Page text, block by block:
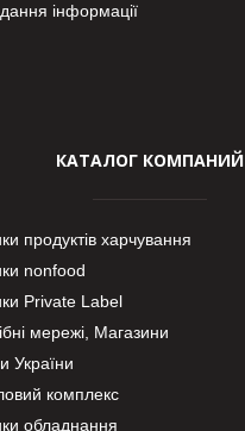
інформації
КАТАЛОГ КОМПАНИЙ
продуктів харчування
nonfood
Private Label
мережі, Магазини
України
комплекс
обладнання